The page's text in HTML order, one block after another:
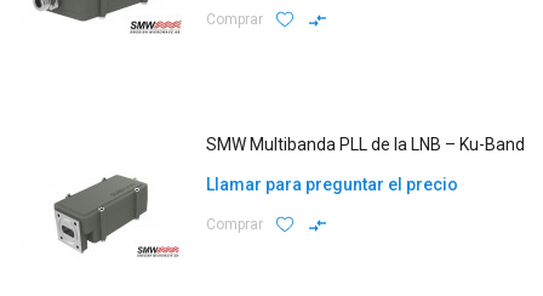
Comprar
SMW Multibanda PLL de la LNB – Ku-Band
Llamar para preguntar el precio
Comprar